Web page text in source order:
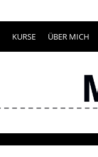
KURSE ÜBER MICH